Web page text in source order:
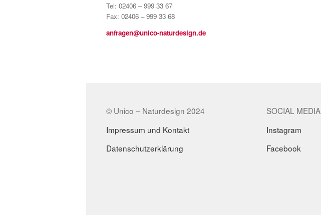
Tel: 02406 – 999 33 67
Fax: 02406 – 999 33 68
anfragen@unico-naturdesign.de
© Unico – Naturdesign 2024
Impressum und Kontakt
Datenschutzerklärung
SOCIAL MEDIA
Instagram
Facebook